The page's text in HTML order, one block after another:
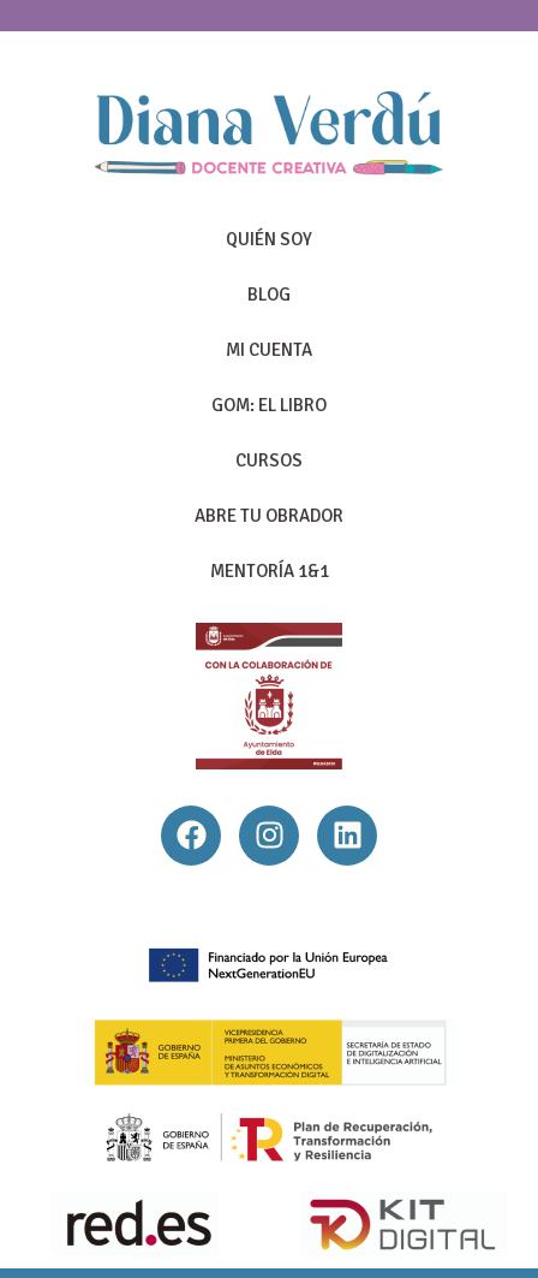
QUIÉN SOY
BLOG
MI CUENTA
GOM: EL LIBRO
CURSOS
ABRE TU OBRADOR
MENTORÍA 1&1